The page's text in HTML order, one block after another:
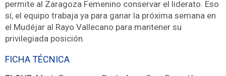
permite al Zaragoza Femenino conservar el liderato. Eso
sí, el equipo trabaja ya para ganar la próxima semana en
el Mudéjar al Rayo Vallecano para mantener su
privilegiada posición.
FICHA TÉCNICA